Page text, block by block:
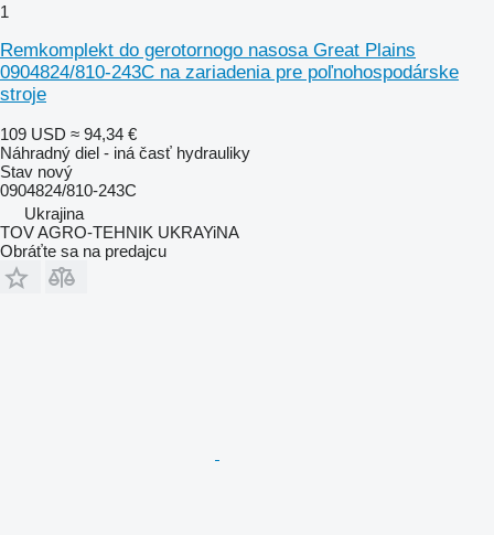
1
Remkomplekt do gerotornogo nasosa Great Plains
0904824/810-243C na zariadenia pre poľnohospodárske
stroje
109 USD ≈ 94,34 €
Náhradný diel - iná časť hydrauliky
Stav nový
0904824/810-243C
Ukrajina
TOV AGRO-TEHNIK UKRAYiNA
Obráťte sa na predajcu